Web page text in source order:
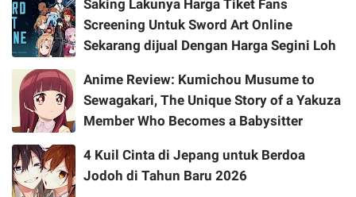
Saking Lakunya Harga Tiket Fans
Screening Untuk Sword Art Online
Sekarang dijual Dengan Harga Segini Loh
Anime Review: Kumichou Musume to
Sewagakari, The Unique Story of a Yakuza
Member Who Becomes a Babysitter
4 Kuil Cinta di Jepang untuk Berdoa
Jodoh di Tahun Baru 2026